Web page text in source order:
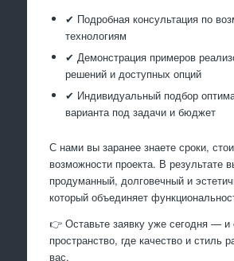
✔ Подробная консультация по
технологиям
✔ Демонстрация примеров
решений и доступных опций
✔ Индивидуальный подбор
варианта под задачи и бюджет
С нами вы заранее знаете сроки,
возможности проекта. В результате
продуманный, долговечный и
который объединяет
👉 Оставьте заявку уже сегодня — и
пространство, где качество и стиль
вас.